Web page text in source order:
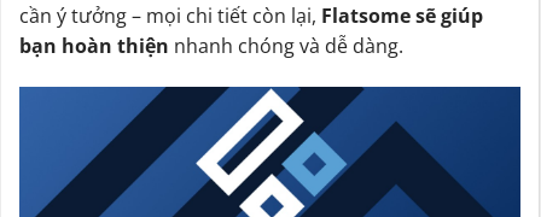
cần ý tưởng – mọi chi tiết còn lại, Flatsome sẽ giúp
bạn hoàn thiện nhanh chóng và dễ dàng.